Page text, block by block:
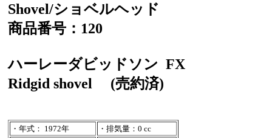
Shovel/ショベルヘッド
商品番号：120
ハーレーダビッドソン FX
Ridgid shovel
(売約済)
・年式： 1972年
・排気量：0 cc